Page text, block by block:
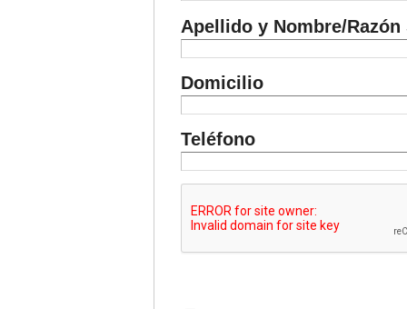
Apellido y Nombre/Razón
Domicilio
Teléfono